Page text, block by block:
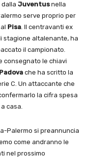
Juventusnella
serve proprio per
al Pisa. Il centravanti ex
stagione altalenante, ha
il campionato.
consegnato le chiavi
Padova che ha scritto la
C. Un attaccante che
la cifra spesa
casa.
Palermo si preannuncia
come andranno le
nel prossimo